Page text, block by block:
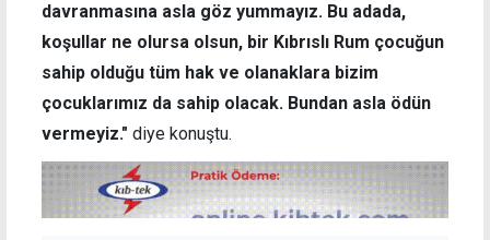
davranmasına asla göz yummayız. Bu adada,
koşullar ne olursa olsun, bir Kıbrıslı Rum çocuğun
sahip olduğu tüm hak ve olanaklara bizim
çocuklarımız da sahip olacak. Bundan asla ödün
vermeyiz." diye konuştu.